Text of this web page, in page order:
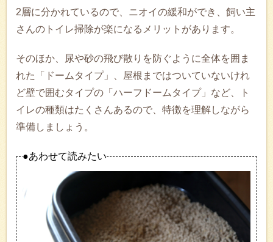
2層に分かれているので、ニオイの緩和ができ、飼い主
さんのトイレ掃除が楽になるメリットがあります。
そのほか、尿や砂の飛び散りを防ぐように全体を囲ま
れた「ドームタイプ」、屋根まではついていないけれ
ど壁で囲むタイプの「ハーフドームタイプ」など、ト
イレの種類はたくさんあるので、特徴を理解しながら
準備しましょう。
●あわせて読みたい